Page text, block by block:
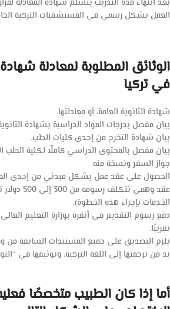
بعد انتهاء مدة التدريب يتسلم شهادة المعادلة
العمل بشكل رسمي في المستشفيات التركية
الوثائق المطلوبة لمعادلة
في تركيا
شهادة الثانوية العامة، أو معادلتها.
بيان مفصل بدرجات المواد الدراسية بشهادة
بيان شهادة التخرج من إحدى كليات الطب.
بيان مفصل بالمحتوى الدراسي كاملًا لكلية الطب
جواز السفر ونسخة منه.
الحصول على عقد عمل بشكل مبدئي من إحدى
عقد وهمي
الخدمات بإجراء هذه الخطوة).
تقريبًا.
يلزم التصديق على جميع المستندات السابقة من
بد من ترجمتها إلى اللغة التركية، وتوثيقها في
أما إذا كان الطبيب متخصصًا